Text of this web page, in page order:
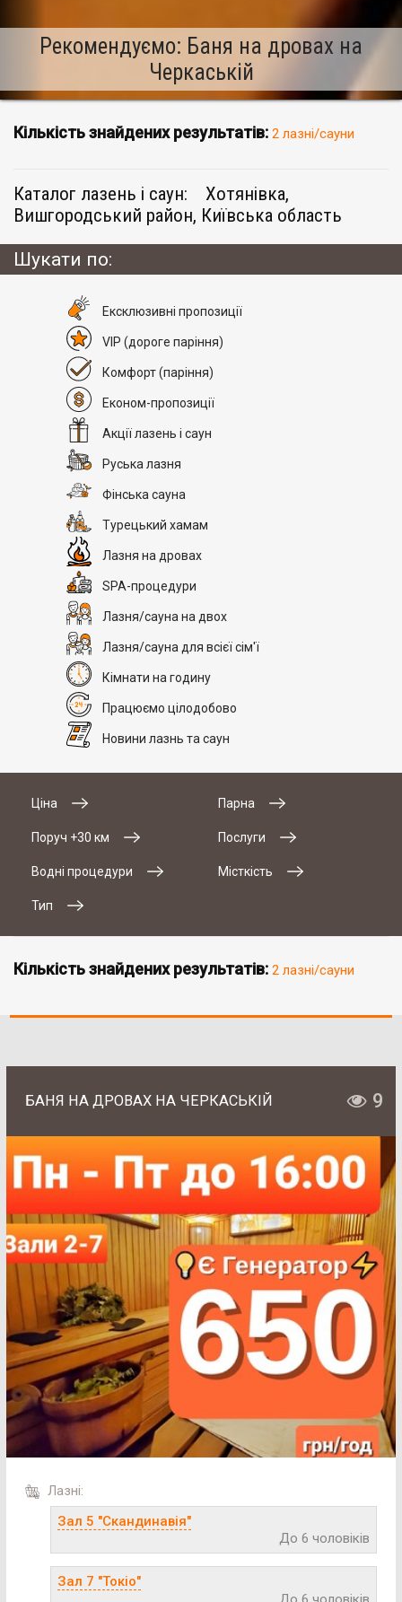
Рекомендуємо: Баня на дровах на
Черкаській
Кількість знайдених результатів: 2 лазні/сауни
Каталог лазень і саун:
Хотянівка,
Вишгородський район, Київська область
Шукати по:
Eксклюзивні пропозиції
VIP (дороге паріння)
Комфорт(паріння)
Економ-пропозиції
Акції лазень і саун
Руська лазня
Фінська сауна
Турецький хамам
Лазня на дровах
SPA-процедури
Лазня/сауна на двох
Лазня/сауна для всієї сім'ї
Кімнати на годину
Працюємо цілодобово
Новини лазнь та саун
Ціна Парна
Поруч +30 км Послуги
Водні процедури Місткість
Тип
Кількість знайдених результатів: 2 лазні/сауни
БАНЯ НА ДРОВАХ НА ЧЕРКАСЬКІЙ 9
Лазні:
Зал 5 "Скандинавія"
До 6 чоловіків
Зал 7 "Токіо"